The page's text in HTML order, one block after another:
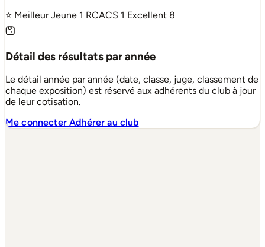
⭐ Meilleur Jeune 1 RCACS 1 Excellent 8
Détail des résultats par année
Le détail année par année (date, classe, juge, classement de
chaque exposition) est réservé aux adhérents du club à jour
de leur cotisation.
Me connecterAdhérer au club